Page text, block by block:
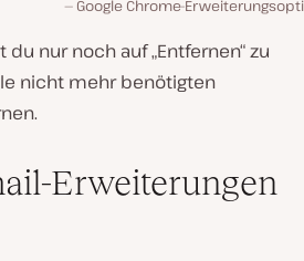
Google Chrome-
nur noch auf „Entfernen“ zu
nicht mehr benötigten
Erweiterungen